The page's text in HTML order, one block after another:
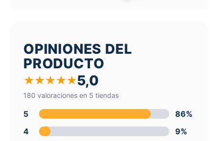
OPINIONES DEL
PRODUCTO
★★★★★5,0
180 valoraciones en 5 tiendas
5
86%
4
9%